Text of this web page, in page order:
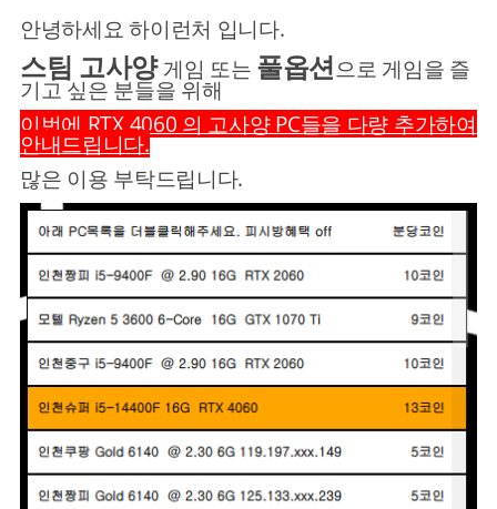
안녕하세요 하이런처 입니다.
스팀 고사양 게임 또는 풀옵션으로 게임을 즐
기고 싶은 분들을 위해
이번에 RTX 4060 의 고사양 PC들을 다량 추가하여
안내드립니다.
많은 이용 부탁드립니다.